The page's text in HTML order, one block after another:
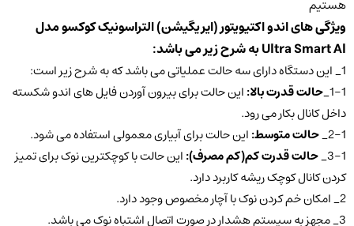
هستیم
ویژگی های اندو اکتیویتور (ایریگیشن) التراسونیک کوکسو مدل
Ultra Smart Al به شرح زیر می باشد:
1_ این دستگاه دارای سه حالت عملیاتی می باشد که به شرح زیر است:
1-1_ حالت قدرت بالا:این حالت برای بیرون آوردن فایل های اندو شکسته
داخل کانال بکار می رود.
2-1_ حالت متوسط:این حالت برای آبیاری معمولی استفاده می شود.
3-1_ حالت قدرت کم(کم مصرف):این حالت با کوچکترین نوک برای تمیز
کردن کانال کوچک ریشه کاربرد دارد.
2_ امکان خم کردن نوک با آچار مخصوص وجود دارد.
3_ مجهز به سیستم هشدار در صورت اتصال اشتباه نوک می باشد.